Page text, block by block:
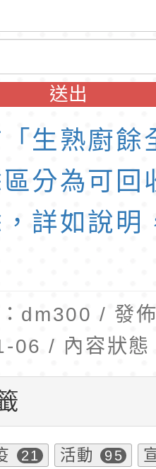
資格者報
選
教師甄選
缺額)
園市桃
學年度「
員」甄選
學年度
教師甄選
缺額)
設幼兒園
2梯代理教
送出
生熟廚餘
分為可回
詳如說明
dm300 / 發
06 / 內容狀態
21 活動 95